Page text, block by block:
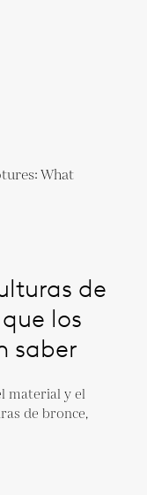
de
los
saber
material y el
de bronce,